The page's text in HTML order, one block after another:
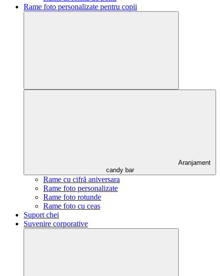
Rame foto personalizate pentru copii
Aranjament
candy bar
Rame cu cifră aniversara
Rame foto personalizate
Rame foto rotunde
Rame foto cu ceas
Suport chei
Suvenire corporative